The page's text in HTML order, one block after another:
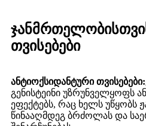
თვისებები
ანტიოქსიდანტური თვისებები:
გენისტეინი უზრუნველყოფს
ეფექტებს, რაც ხელს უწყობს
წინააღმდეგ ბრძოლას და